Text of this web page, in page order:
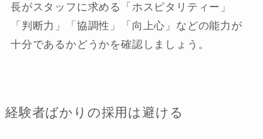
長がスタッフに求める「ホスピタリティー」
「判断力」「協調性」「向上心」などの能力が
十分であるかどうかを確認しましょう。
経験者ばかりの採用は避ける